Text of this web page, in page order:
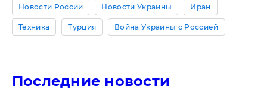
Новости России Новости Украины Иран
Техника Турция Война Украины с Россией
Последние новости